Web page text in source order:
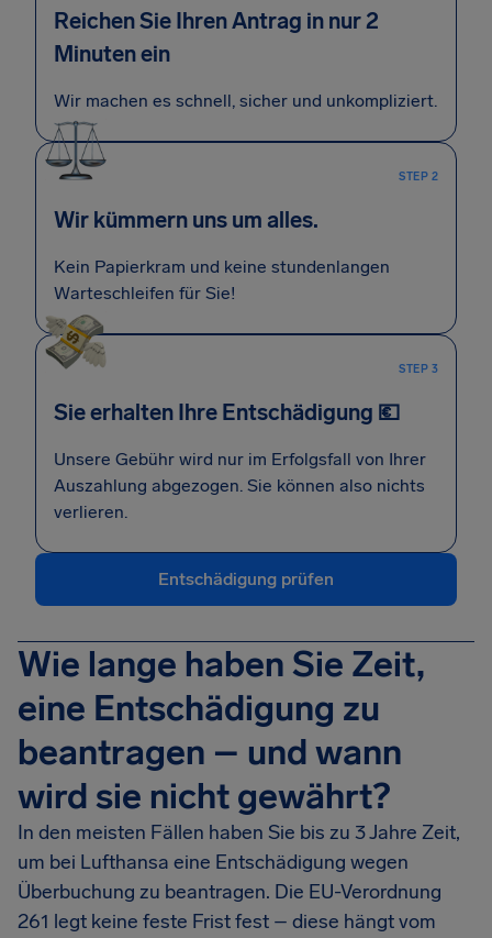
Reichen Sie Ihren Antrag in nur 2
Minuten ein
Wir machen es schnell, sicher und unkompliziert.
STEP 2
Wir kümmern uns um alles.
Kein Papierkram und keine stundenlangen
Warteschleifen für Sie!
STEP 3
Sie erhalten Ihre Entschädigung 💶
Unsere Gebühr wird nur im Erfolgsfall von Ihrer
Auszahlung abgezogen. Sie können also nichts
verlieren.
Entschädigung prüfen
Wie lange haben Sie Zeit,
eine Entschädigung zu
beantragen – und wann
wird sie nicht gewährt?
In den meisten Fällen haben Sie bis zu 3 Jahre Zeit,
um bei Lufthansa eine Entschädigung wegen
Überbuchung zu beantragen. Die EU-Verordnung
261 legt keine feste Frist fest – diese hängt vom